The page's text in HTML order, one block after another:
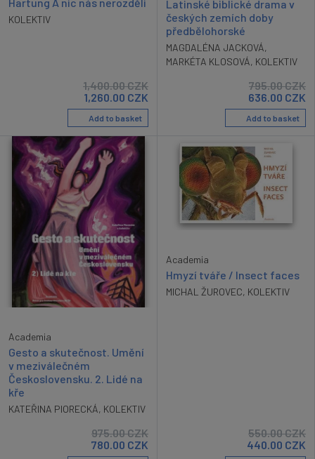
KOLEKTIV
1,400.00CZK
1,260.00 CZK
Add to basket
Latinské biblické drama v
českých zemích doby
předbělohorské
MAGDALÉNA JACKOVÁ,
MARKÉTA KLOSOVÁ, KOLEKTIV
795.00CZK
636.00 CZK
Add to basket
Academia
Gesto a skutečnost. Umění
v meziválečném
Československu. 2. Lidé na
kře
KATEŘINA PIORECKÁ, KOLEKTIV
975.00CZK
780.00 CZK
Academia
Hmyzí tváře / Insect faces
MICHAL ŽUROVEC, KOLEKTIV
550.00CZK
440.00 CZK